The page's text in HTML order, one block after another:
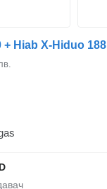
+ Hiab X-Hiduo 188